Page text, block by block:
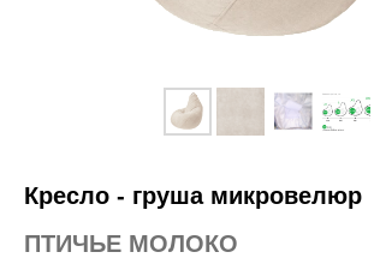
Кресло - груша микровелюр
ПТИЧЬЕ МОЛОКО